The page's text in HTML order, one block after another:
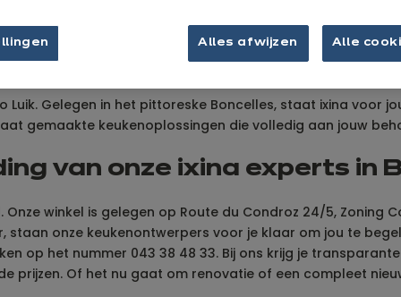
Luik. Gelegen in het pittoreske Boncelles, staat ixina
gemaakte keukenoplossingen die volledig aan jouw
van onze ixina experts in
winkel is gelegen op Route du Condroz 24/5, Zoning
staan onze keukenontwerpers voor je klaar om jou te
op het nummer 043 38 48 33. Bij ons krijg je
prijzen. Of het nu gaat om renovatie of een compleet
Alles afwijzen Alle